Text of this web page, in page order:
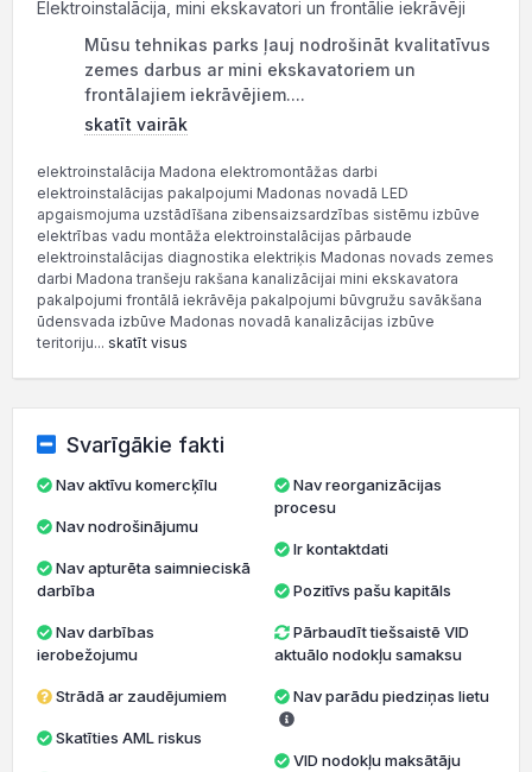
Elektroinstalācija, mini ekskavatori un frontālie iekrāvēji
Mūsu tehnikas parks ļauj nodrošināt kvalitatīvus
zemes darbus ar mini ekskavatoriem un
frontālajiem iekrāvējiem....
skatīt vairāk
elektroinstalācija Madona elektromontāžas darbi
elektroinstalācijas pakalpojumi Madonas novadā LED
apgaismojuma uzstādīšana zibensaizsardzības sistēmu izbūve
elektrības vadu montāža elektroinstalācijas pārbaude
elektroinstalācijas diagnostika elektriķis Madonas novads zemes
darbi Madona tranšeju rakšana kanalizācijai mini ekskavatora
pakalpojumi frontālā iekrāvēja pakalpojumi būvgružu savākšana
ūdensvada izbūve Madonas novadā kanalizācijas izbūve
teritoriju... skatīt visus
Svarīgākie fakti
Nav aktīvu komercķīlu
Nav nodrošinājumu
darbība
ierobežojumu
Strādā ar zaudējumiem
Skatīties AML riskus
Nav reorganizācijas
procesu
Ir kontaktdati
Pozitīvs pašu kapitāls
Pārbaudīt tiešsaistē VID
aktuālo nodokļu samaksu
Nav parādu piedziņas lietu
VID nodokļu maksātāju